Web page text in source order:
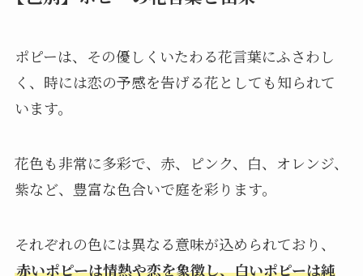
ポピーは、その優しくいたわる花言葉にふさわし
く、時には恋の予感を告げる花としても知られて
います。
花色も非常に多彩で、赤、ピンク、白、オレンジ、
紫など、豊富な色合いで庭を彩ります。
それぞれの色には異なる意味が込められており、
赤いポピーは情熱や恋を象徴し、白いポピーは純